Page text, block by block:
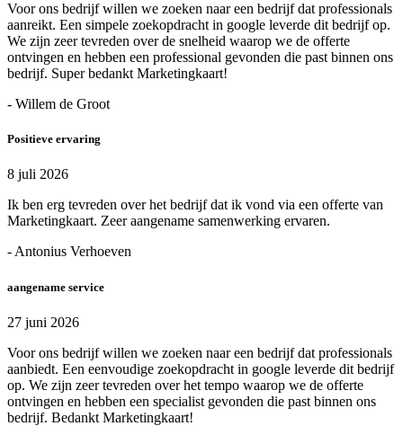
Voor ons bedrijf willen we zoeken naar een bedrijf dat professionals
aanreikt. Een simpele zoekopdracht in google leverde dit bedrijf op.
We zijn zeer tevreden over de snelheid waarop we de offerte
ontvingen en hebben een professional gevonden die past binnen ons
bedrijf. Super bedankt Marketingkaart!
- Willem de Groot
Positieve ervaring
8 juli 2026
Ik ben erg tevreden over het bedrijf dat ik vond via een offerte van
Marketingkaart. Zeer aangename samenwerking ervaren.
- Antonius Verhoeven
aangename service
27 juni 2026
Voor ons bedrijf willen we zoeken naar een bedrijf dat professionals
aanbiedt. Een eenvoudige zoekopdracht in google leverde dit bedrijf
op. We zijn zeer tevreden over het tempo waarop we de offerte
ontvingen en hebben een specialist gevonden die past binnen ons
bedrijf. Bedankt Marketingkaart!